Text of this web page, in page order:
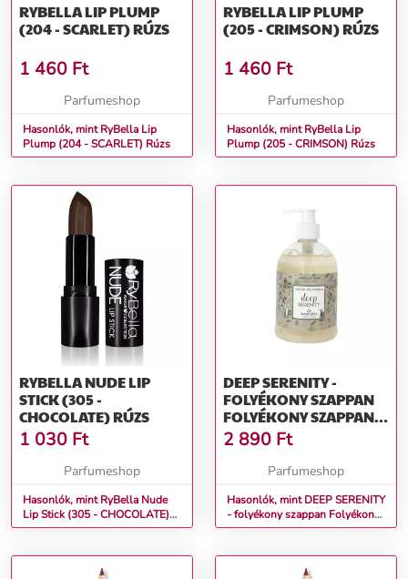
RYBELLA LIP PLUMP
(204 - SCARLET) RÚZS
1 460 Ft
Parfumeshop
Hasonlók, mint RyBella Lip
Plump (204 - SCARLET) Rúzs
RYBELLA LIP PLUMP
(205 - CRIMSON) RÚZS
1 460 Ft
Parfumeshop
Hasonlók, mint RyBella Lip
Plump (205 - CRIMSON) Rúzs
RYBELLA NUDE LIP
STICK (305 -
CHOCOLATE) RÚZS
1 030 Ft
Parfumeshop
Hasonlók, mint RyBella Nude
Lip Stick (305 - CHOCOLATE)
Rúzs
DEEP SERENITY -
FOLYÉKONY SZAPPAN
FOLYÉKONY SZAPPAN
KÉZRE 500 ML
2 890 Ft
Parfumeshop
Hasonlók, mint DEEP SERENITY
- folyékony szappan Folyékony
szappan kézre 500 ml